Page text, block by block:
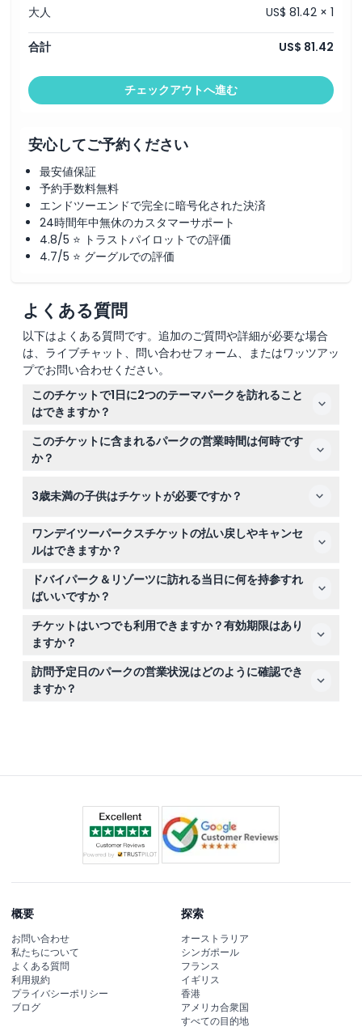
大人
US$ 81.42 × 1
合計 US$ 81.42
チェックアウトへ進む
安心してご予約ください
最安値保証
予約手数料無料
エンドツーエンドで完全に暗号化された決済
24時間年中無休のカスタマーサポート
4.8/5 ⭐ トラストパイロットでの評価
4.7/5 ⭐ グーグルでの評価
よくある質問
以下はよくある質問です。追加のご質問や詳細が必要な場合
は、ライブチャット、問い合わせフォーム、またはワッツアッ
プでお問い合わせください。
このチケットで1日に2つのテーマパークを訪れること
はできますか？
はい、「ワンデイツーパークス」チケットを使えば、モー
ションゲート・ドバイ、レアル・マドリード・ワールド、
レゴランド・ドバイ、またはレゴランド・ウォーターパー
クのいずれか2つのパークを同じ日に訪れることができま
す。
このチケットに含まれるパークの営業時間は何時です
か？
は平日は午前11時から午後8時まで、週末は午後9時まで営
9時まで、週末は午後10時まで。レゴランド・テーマパー
クとウォーターパークは営業時間が異なるため、予約時に
あり―予約時に必ずご確認ください）。
3歳未満の子供はチケットが必要ですか？
3歳未満の子供は無料で入場できますが、年齢確認のため
有効な身分証明書が必要です。
ワンデイツーパークスチケットの払い戻しやキャンセ
ルはできますか？
チケットは返金不可、キャンセル不可のため、購入前にプ
ランを確実にご確認ください。
ドバイパーク＆リゾーツに訪れる当日に何を持参すれ
ばいいですか？
予約確認書、快適な服装と靴、日焼け止め、飲料水や帽子
などの個人用品を持参し、パークで快適に過ごせるように
してください。
チケットはいつでも利用できますか？有効期限はあり
ますか？
チケットの有効期間は購入日から3か月～6か月間で、訪
問日を柔軟に選ぶことができます。
訪問予定日のパークの営業状況はどのように確認でき
ますか？
概要
お問い合わせ
私たちについて
よくある質問
利用規約
プライバシーポリシー
ブログ
探索
オーストラリア
シンガポール
フランス
イギリス
香港
アメリカ合衆国
すべての目的地